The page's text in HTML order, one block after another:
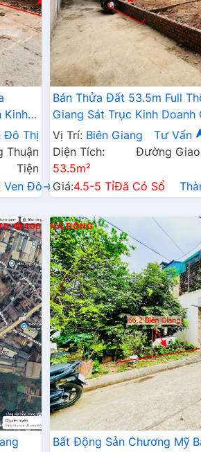
Kinh
Rộng
Đô Thị
Thuận
Tiện
Ven Đô→
Bán Thửa Đất 53.5m Full
Giang Sát Trục Kinh Doanh
Đang Triển Khai Mở Rộng
Vị Trí: Biên Giang Tư Vấn
Diện Tích:
53.5m²
Đường
Giá:4.5-5 TỉĐã Có Sổ
B 406 HÀ ĐÔNG
Bất Động Sản Chương Mỹ